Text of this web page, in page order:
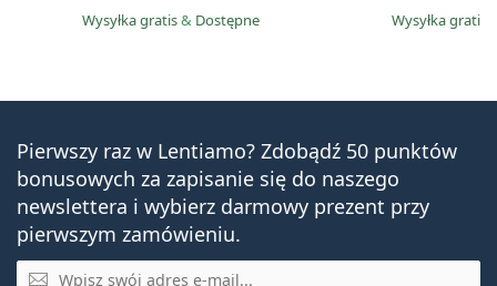
Wysyłka gratis& Dostępne Wysyłka gratis
Pierwszy raz w Lentiamo? Zdobądź 50 punktów
bonusowych za zapisanie się do naszego
newslettera i wybierz darmowy prezent przy
pierwszym zamówieniu.
E-mail